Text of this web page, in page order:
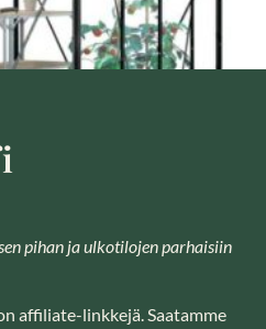
lisää
pihan ja ulkotilojen parhaisiin
affiliate-linkkejä. Saatamme